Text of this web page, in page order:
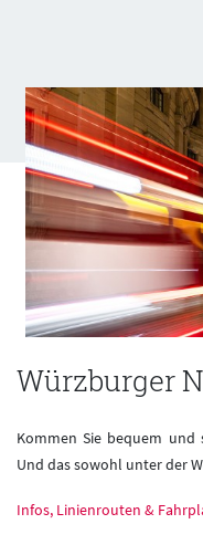
Würzburger
Kommen Sie bequem und
Und das sowohl unter der
Infos, Linienrouten &